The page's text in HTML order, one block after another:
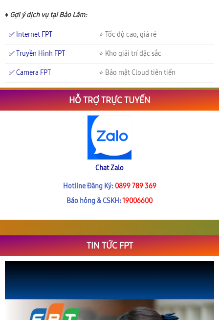
♦ Gợi ý dịch vụ tại Bảo Lâm:
✅ Internet FPT ⭐ Tốc độ cao, giá rẻ
✅ Truyền Hình FPT ⭐ Kho giải trí đặc sắc
✅ Camera FPT ⭐ Bảo mật Cloud tiên tiến
HỖ TRỢ TRỰC TUYẾN
Chat Zalo
Hotline Đăng Ký: 0899 789 369
Báo hỏng & CSKH:19006600
TIN TỨC FPT